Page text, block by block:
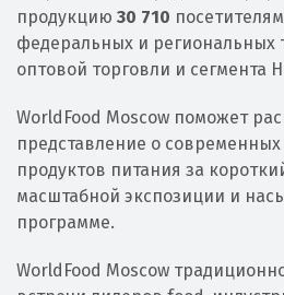
продукцию 30 710
федеральных и региональных
оптовой торговли и сегмента
WorldFood Moscow поможет
представление о
продуктов питания за
масштабной экспозиции и
программе.
WorldFood Moscow